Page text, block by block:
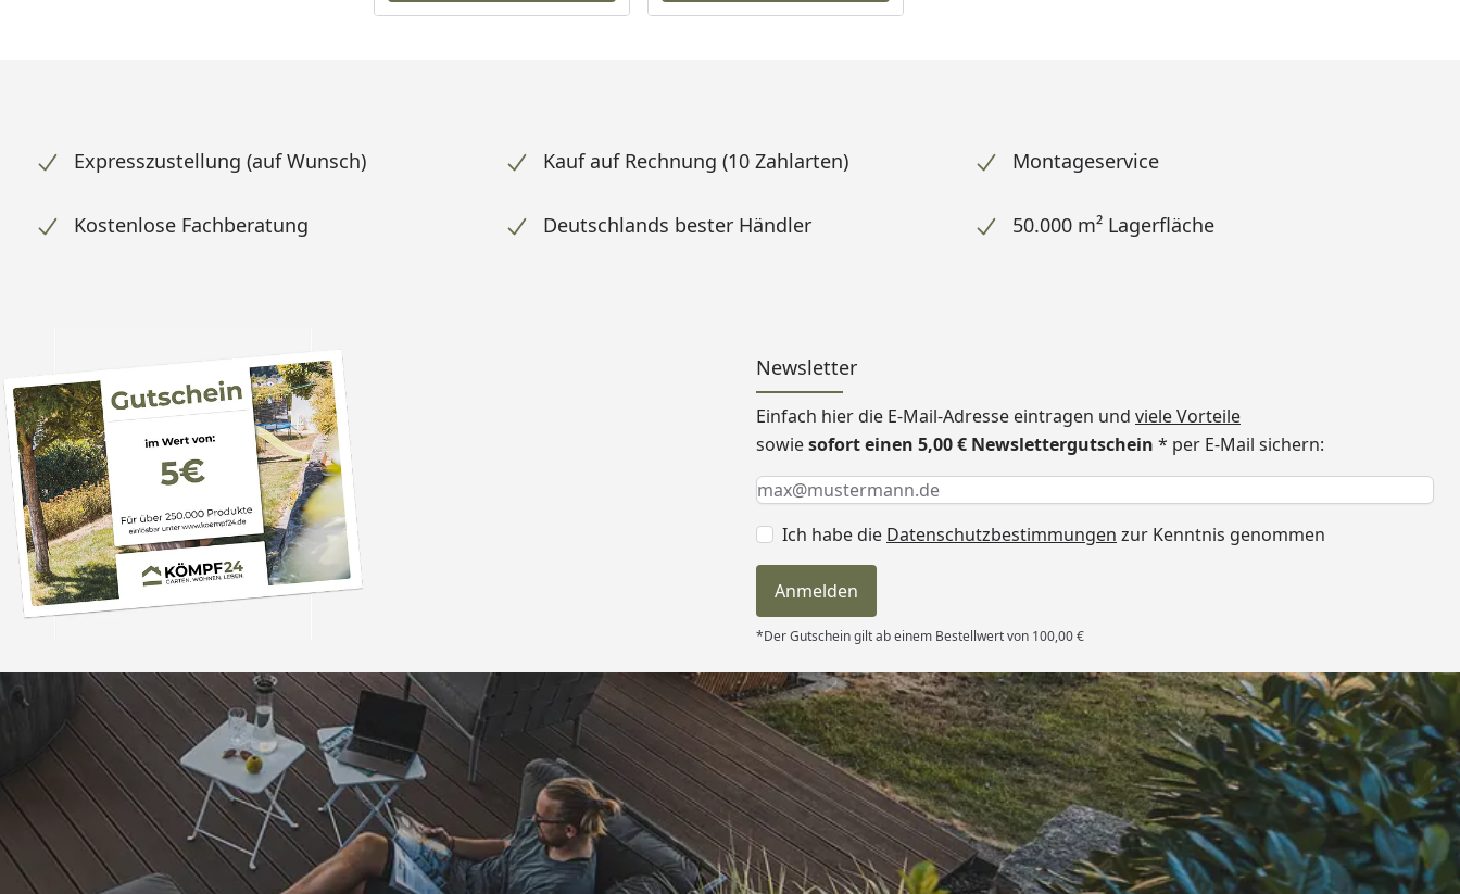
Expresszustellung (auf Wunsch) Kauf auf Rechnung (10 Zahlarten) Montageservice
Kostenlose Fachberatung Deutschlands bester Händler 50.000 m² Lagerfläche
Newsletter
Einfach hier die E-Mail-Adresse eintragen und viele Vorteile
sowiesofort einen 5,00 € Newslettergutschein * per E-Mail sichern:
Keine Eingabe erforderlich
Eingabe erforderlich
E-Mail *
Ich habe die Datenschutzbestimmungen zur Kenntnis genommen
Anmelden
*Der Gutschein gilt ab einem Bestellwert von 100,00 €
Trusted Shops
4,81/ 5
25.964 Bewertungen
„Schnellere Lieferung als
angekündigt. Produkt passt. “
07.08.2026
Versand